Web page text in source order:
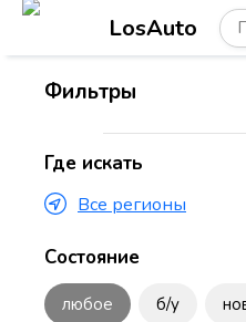
LosAuto
Фильтры
Где искать
Все регионы
Состояние
любое б/у